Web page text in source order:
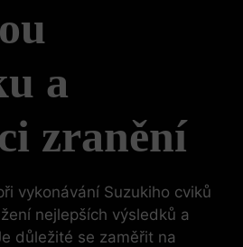
a
zranění
vykonávání Suzukiho cviků
nejlepších ⁣výsledků a
důležité se zaměřit na